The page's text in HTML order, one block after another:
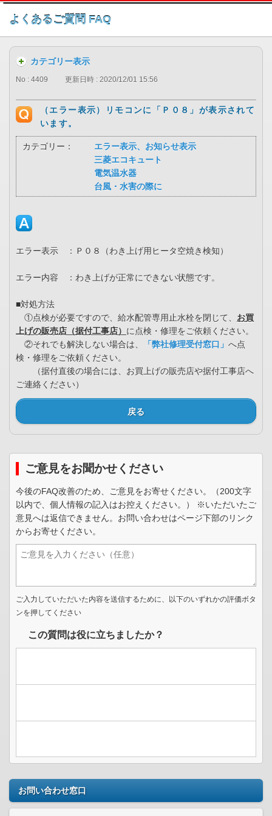
このページの本文へ
よくあるご質問 FAQ
カテゴリー表示
No : 4409 更新日時 : 2020/12/01 15:56
（エラー表示）リモコンに「Ｐ０８」が表示されて
います。
カテゴリー：
エラー表示、お知らせ表示
三菱エコキュート
電気温水器
台風・水害の際に
エラー表示 ：Ｐ０８（わき上げ用ヒータ空焼き検知）
エラー内容 ：わき上げが正常にできない状態です。
■対処方法
①点検が必要ですので、給水配管専用止水栓を閉じて、 お買
上げの販売店（据付工事店） に点検・修理をご依頼ください。
②それでも解決しない場合は、
「弊社修理受付窓口」 へ点
検・修理をご依頼ください。
（据付直後の場合には、お買上げの販売店や据付工事店へ
ご連絡ください）
戻る
ご意見をお聞かせください
今後のFAQ改善のため、ご意見をお寄せください。（200文字
以内で、個人情報の記入はお控えください。） ※いただいたご
意見へは返信できません。お問い合わせはページ下部のリンク
からお寄せください。
ご入力していただいた内容を送信するために、以下のいずれかの評価ボタ
ンを押してください
この質問は役に立ちましたか？
お問い合わせ窓口